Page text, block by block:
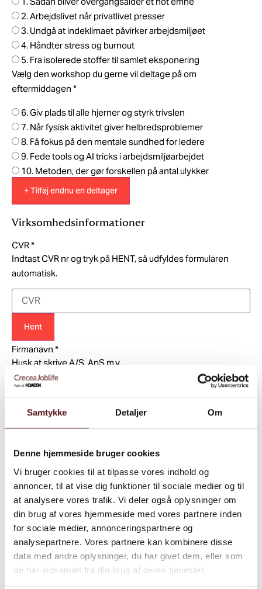
Samtykke Detaljer Om
Denne hjemmeside bruger cookies
Vi bruger cookies til at tilpasse vores indhold og
annoncer, til at vise dig funktioner til sociale medier og til
at analysere vores trafik. Vi deler også oplysninger om
din brug af vores hjemmeside med vores partnere inden
for sociale medier, annonceringspartnere og
analysepartnere. Vores partnere kan kombinere disse
data med andre oplysninger, du har givet dem, eller som
de har indsamlet fra din brug af deres tjenester.
2. Arbejdslivet når privatlivet presser
3. Undgå at indeklimaet påvirker arbejdsmiljøet
4. Håndter stress og burnout
5. Fra isolerede stoffer til samlet eksponering
Vælg den workshop du gerne vil deltage på om
eftermiddagen *
6. Giv plads til alle hjerner og styrk trivslen
7. Når fysisk aktivitet giver helbredsproblemer
8. Få fokus på den mentale sundhed for ledere
9. Fede tools og AI tricks i arbejdsmiljøarbejdet
10. Metoden, der gør forskellen på antal ulykker
+ Tilføj endnu en deltager
Virksomhedsinformationer
CVR*
Indtast CVR nr og tryk på HENT, så udfyldes formularen
automatisk.
Hent
Firmanavn *
Husk at skrive A/S, ApS m.v.
Evt. afdeling e.l.
Firmaadresse*
Postnr.*
By*
Navn på bestiller